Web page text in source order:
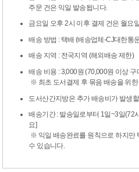
주문 건은 익일 발송됩니다.
금요일 오후 2시 이후 결제 건은 월요
배송 방법 : 택배 (배송업체-CJ대한통
배송 지역 : 전국지역 (해외배송 제한)
배송 비용 : 3,000원 (70,000원 이상
※ 최초 도서결제 후 묶음 배송을 위
도서산간지방은 추가 배송비가 발생
배송기간 : 발송일로부터 1일~3일(72
요]
※ 익일 배송완료를 원칙으로 하지만
수 있습니다.